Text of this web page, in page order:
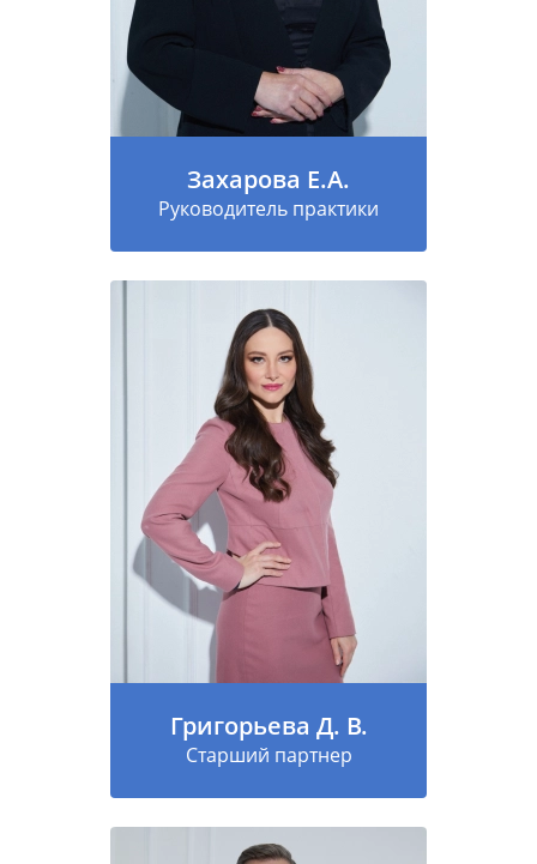
Захарова Е.А.
Руководитель практики
Григорьева Д. В.
Старший партнер